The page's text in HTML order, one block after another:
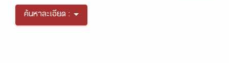
ค้นหาละเอียด :